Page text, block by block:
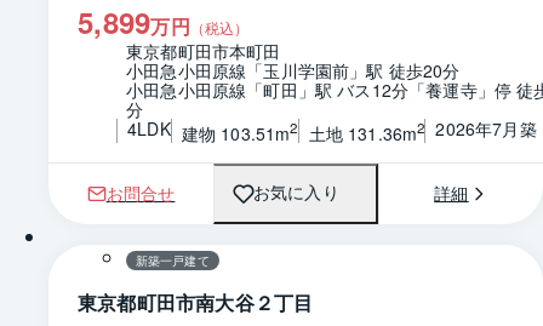
5,899万円 （税込）
東京都町田市本町田
小田急小田原線「玉川学園前」駅 徒歩20分
小田急小田原線「町田」駅 バス12分「養運寺」停 徒
分
4LDK 建物 103.51m2 土地 131.36m2 2026年7月築
お問合せ お気に入り 詳細
1 / 0 間取り
新築一戸建て
東京都町田市南大谷２丁目